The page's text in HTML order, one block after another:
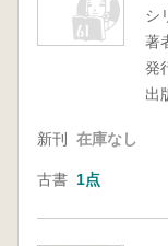
シ
著
発
出
新刊 在庫なし
古書 1点